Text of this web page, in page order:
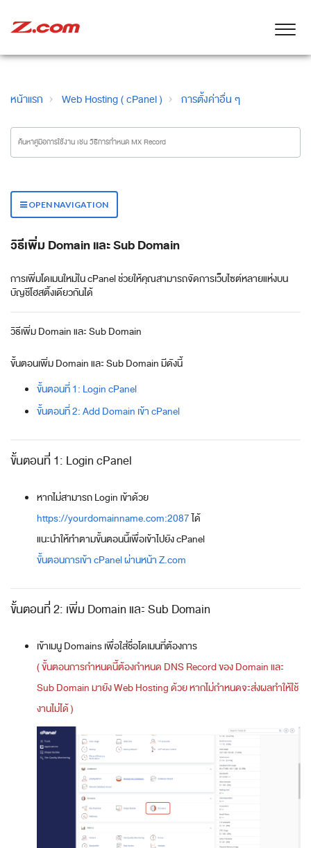
หน้าแรก Web Hosting ( cPanel ) การตั้งค่าอื่น ๆ
OPEN NAVIGATION
วิธีเพิ่ม Domain และ Sub Domain
การเพิ่มโดเมนใหม่ใน cPanel ช่วยให้คุณสามารถจัดการเว็บไซต์หลายแห่งบน
บัญชีโฮสติ้งเดียวกันได้
วิธีเพิ่ม Domain และ Sub Domain
ขั้นตอนเพิ่ม Domain และ Sub Domain มีดังนี้
ขั้นตอนที่ 1: Login cPanel
ขั้นตอนที่ 2: Add Domain เข้า cPanel
ขั้นตอนที่ 1: Login cPanel
หากไม่สามารถ Login เข้าด้วย
https://yourdomainname.com:2087ได้
แนะนำให้ทำตามขั้นตอนนี้เพื่อเข้าไปยัง cPanel
ขั้นตอนการเข้า cPanel ผ่านหน้า Z.com
ขั้นตอนที่ 2: เพิ่ม Domain และ Sub Domain
เข้าเมนู Domains เพื่อใส่ชื่อโดเมนที่ต้องการ
( ขั้นตอนการกำหนดนี้ต้องกำหนด DNS Record ของ Domain และ
Sub Domain มายัง Web Hosting ด้วย หากไม่กำหนดจะส่งผลทำให้ใช้
งานไม่ได้ )